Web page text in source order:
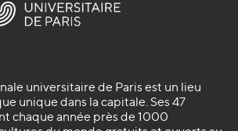
universitaire de Paris est un lieu
unique dans la capitale. Ses 47
chaque année près de 1000